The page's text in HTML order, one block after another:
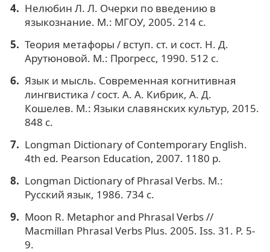
Нелюбин Л. Л. Очерки по введению в
языкознание. М.: МГОУ, 2005. 214 с.
Теория метафоры / вступ. ст. и сост. Н. Д.
Арутюновой. М.: Прогресс, 1990. 512 c.
Язык и мысль. Современная когнитивная
лингвистика / сост. А. А. Кибрик, А. Д.
Кошелев. М.: Языки славянских культур, 2015.
848 с.
Longman Dictionary of Contemporary English.
4th ed. Pearson Education, 2007. 1180 p.
Longman Dictionary of Phrasal Verbs. М.:
Русский язык, 1986. 734 с.
Moon R. Metaphor and Phrasal Verbs //
Macmillan Phrasal Verbs Plus. 2005. Iss. 31. P. 5-
9.